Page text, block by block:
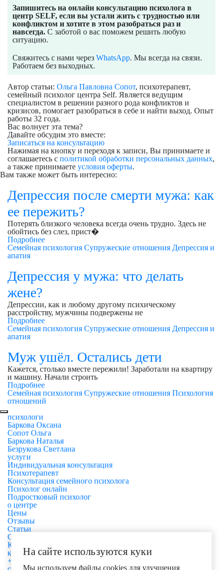
Запишитесь на онлайн консультацию психолога в
центр SELF, если вы устали жить с трудностью или
конфликтом и хотите в этом разобраться раз и
навсегда. С заботой о вас поможем решить любую
ситуацию.
Свяжитесь с нами через WhatsApp. Мы всегда на связи.
Работаем без выходных.
Автор статьи: Ольга Павловна Сопот, психотерапевт,
семейный психолог центра Self. Является ведущим
специалистом в решении разного рода конфликтов и
кризисов, помогает разобраться в себе и найти выход. Опыт
работы 32 года.
Вас волнует эта тема?
Давайте обсудим это вместе:
Записаться на консультацию
Нажимая на кнопку и переходя к записи, Вы принимаете и
соглашаетесь с политикой обработки персональных данных,
а также принимаете условия оферты.
Вам также может быть интересно:
Депрессия после смерти мужа: как
ее пережить?
Потерять близкого человека всегда очень трудно. Здесь не
обойтись без слез, прист�
Подробнее
Семейная психология Супружеские отношения Депрессия и
апатия
Депрессия у мужа: что делать
жене?
Депрессии, как и любому другому психическому
расстройству, мужчины подвержены не
Подробнее
Семейная психология Супружеские отношения Депрессия и
апатия
Муж ушёл. Остались дети
Кажется, столько вместе пережили! Заработали на квартиру
и машину. Начали строить
Подробнее
Семейная психология Супружеские отношения Психология
отношений
психологи
Баркова Оксана
Сопот Ольга
Баркова Наталья
Безрукова Светлана
услуги
Индивидуальная консультация
Психотерапевт
Консультация семейного психолога
Психолог онлайн
Подростковый психолог
о центре
Цены
Отзывы
Статьи
Срочная помощь
Контакты
контакты
+7 985 226 99 15
На сайте используются куки
Мы используем файлы cookies для улучшения